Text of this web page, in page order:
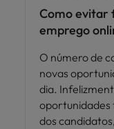
Como evitar
emprego
O número de
novas
dia.
oportunidades
dos